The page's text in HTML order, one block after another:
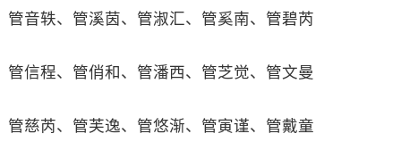
管音轶、管溪茵、管淑汇、管奚南、管碧芮
管信程、管俏和、管潘西、管芝觉、管文曼
管慈芮、管芙逸、管悠渐、管寅谨、管戴童